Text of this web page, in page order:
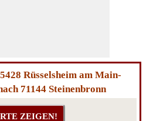
Rüsselsheim am Main-
71144 Steinenbronn